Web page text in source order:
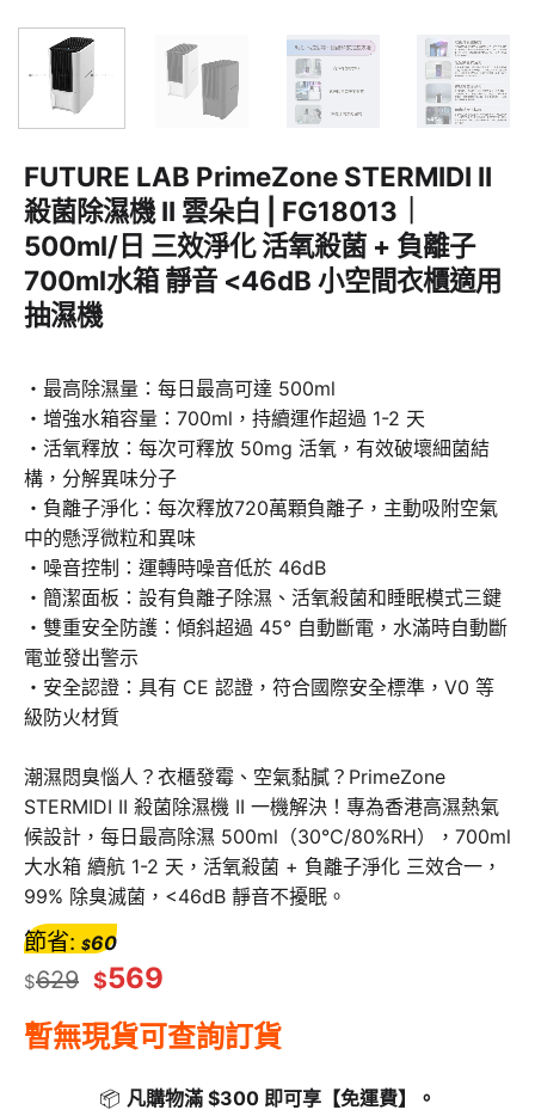
FUTURE LAB PrimeZone STERMIDI II
殺菌除濕機 II 雲朵白 | FG18013｜
500ml/日 三效淨化 活氧殺菌 + 負離子
700ml水箱 靜音 <46dB 小空間衣櫃適用
抽濕機
・最高除濕量：每日最高可達 500ml
・增強水箱容量：700ml，持續運作超過 1-2 天
・活氧釋放：每次可釋放 50mg 活氧，有效破壞細菌結
構，分解異味分子
・負離子淨化：每次釋放720萬顆負離子，主動吸附空氣
中的懸浮微粒和異味
・噪音控制：運轉時噪音低於 46dB
・簡潔面板：設有負離子除濕、活氧殺菌和睡眠模式三鍵
・雙重安全防護：傾斜超過 45° 自動斷電，水滿時自動斷
電並發出警示
・安全認證：具有 CE 認證，符合國際安全標準，V0 等
級防火材質
潮濕悶臭惱人？衣櫃發霉、空氣黏膩？PrimeZone
STERMIDI II 殺菌除濕機 II 一機解決！專為香港高濕熱氣
候設計，每日最高除濕 500ml（30°C/80%RH），700ml
大水箱 續航 1-2 天，活氧殺菌 + 負離子淨化 三效合一，
99% 除臭滅菌，<46dB 靜音不擾眠。
$629 $569
節省: $60
暫無現貨可查詢訂貨
📦 凡購物滿 $300 即可享 【免運費】 。